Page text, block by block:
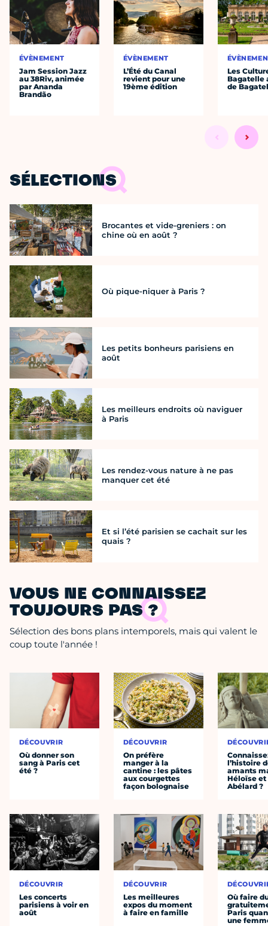
ÉVÈNEMENT
Jam Session Jazz
au 38Riv, animée
par Ananda
Brandão
ÉVÈNEMENT
L’Été du Canal
revient pour une
19ème édition
Les
Bagatelle
de
SÉLECTIONS
Brocantes et vide-greniers : on
chine où en août ?
Où pique-niquer à Paris ?
Les petits bonheurs parisiens en
août
Les meilleurs endroits où naviguer
à Paris
Les rendez-vous nature à ne pas
manquer cet été
Et si l’été parisien se cachait sur les
quais ?
VOUS NE CONNAISSEZ
TOUJOURS PAS ?
Sélection des bons plans intemporels, mais qui valent le
coup toute l'année !
DÉCOUVRIR
Où donner son
sang à Paris cet
été ?
DÉCOUVRIR
Les concerts
parisiens à voir en
août
DÉCOUVRIR
On préfère
manger à la
cantine : les pâtes
aux courgettes
façon bolognaise
DÉCOUVRIR
Les meilleures
expos du moment
à faire en famille
l’histoire
amants
Héloïse et
Abélard ?
Où faire
Paris
une